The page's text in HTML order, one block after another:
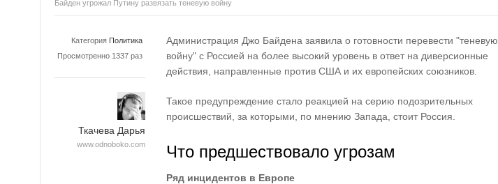
Байден угрожал Путину развязать теневую войну
Категория Политика
Просмотренно 1337 раз
Ткачева Дарья
www.odnoboko.com
Администрация Джо Байдена заявила о готовности перевести "теневую
войну" с Россией на более высокий уровень в ответ на диверсионные
действия, направленные против США и их европейских союзников.
Такое предупреждение стало реакцией на серию подозрительных
происшествий, за которыми, по мнению Запада, стоит Россия.
Что предшествовало угрозам
Ряд инцидентов в Европе